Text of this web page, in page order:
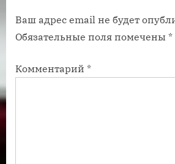
п
и
ь
п
и
Ваш адрес email не будет
Обязательные поля помечены *
Комментарий *